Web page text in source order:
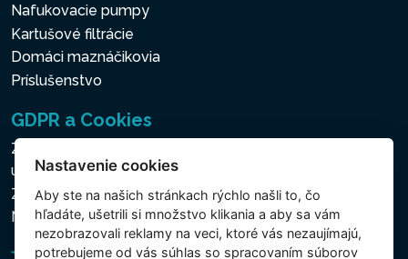
Nafukovacie pumpy
Kartušové filtrácie
Domáci maznáčikovia
Príslušenstvo
GDPR a Cookies
Zásady ochrany osobných a ďalších spracovávaných
údajov
Zásady používania súborov cookies
Nastavenie cookies
Nastavenie cookies
Aby ste na našich stránkach rýchlo našli to, čo
hľadáte, ušetrili si množstvo klikania a aby sa vám
nezobrazovali reklamy na veci, ktoré vás nezaujímajú,
potrebujeme od vás súhlas so spracovaním súborov